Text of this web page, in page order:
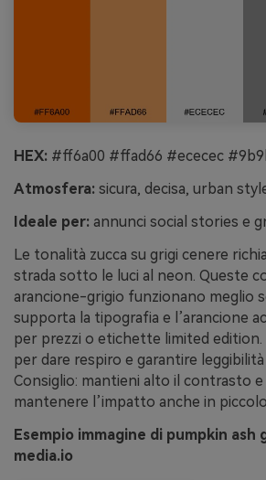
HEX: #ff6a00 #ffad66 #ececec
Atmosfera: sicura, decisa, urban
Ideale per: annunci social stories e
Le tonalità zucca su grigi cenere
strada sotto le luci al neon. Queste
arancione-grigio funzionano meglio
supporta la tipografia e l’arancione
per prezzi o etichette limited edition.
per dare respiro e garantire leggibilità
Consiglio: mantieni alto il contrasto
mantenere l’impatto anche in
Esempio immagine di pumpkin ash
media.io